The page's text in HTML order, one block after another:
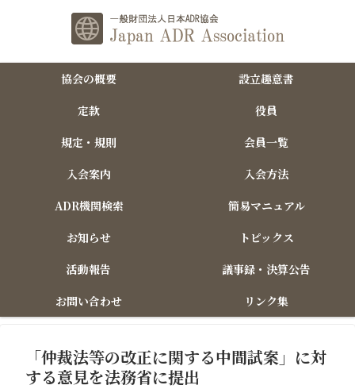
協会の概要
設立趣意書
定款
役員
規定・規則
会員一覧
入会案内
入会方法
ADR機関検索
簡易マニュアル
お知らせ
トピックス
活動報告
議事録・決算公告
お問い合わせ
リンク集
「仲裁法等の改正に関する中間試案」に対
する意見を法務省に提出